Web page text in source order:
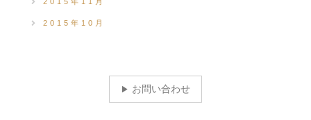
2015年10月
お問い合わせ